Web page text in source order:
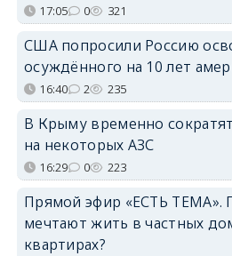
17:05 0 321
США попросили Россию
осуждённого на 10 лет
16:40 2 235
В Крыму временно
на некоторых АЗС
16:29 0 223
Прямой эфир «ЕСТЬ ТЕМА».
мечтают жить в частных
квартирах?